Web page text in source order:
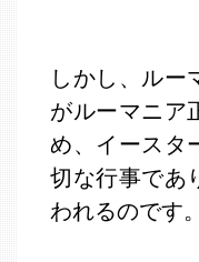
しかし、ルー
がルーマニア
め、イースタ
切な行事であ
われるのです。